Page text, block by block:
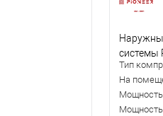
системы
Тип
На
Мощность
Мощность